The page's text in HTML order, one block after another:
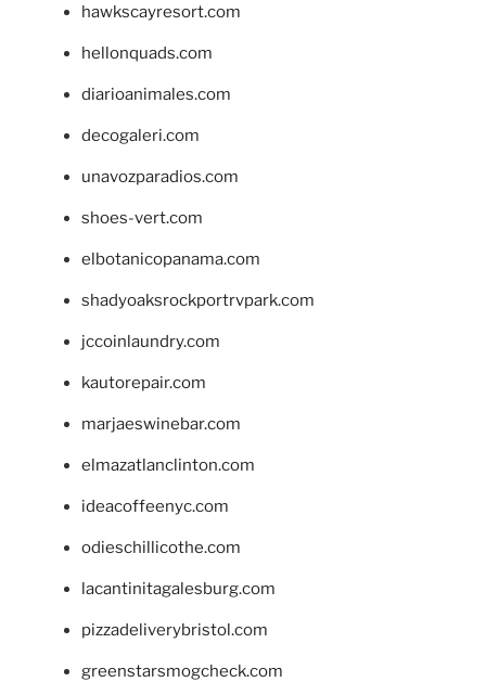
hawkscayresort.com
hellonquads.com
diarioanimales.com
decogaleri.com
unavozparadios.com
shoes-vert.com
elbotanicopanama.com
shadyoaksrockportrvpark.com
jccoinlaundry.com
kautorepair.com
marjaeswinebar.com
elmazatlanclinton.com
ideacoffeenyc.com
odieschillicothe.com
lacantinitagalesburg.com
pizzadeliverybristol.com
greenstarsmogcheck.com